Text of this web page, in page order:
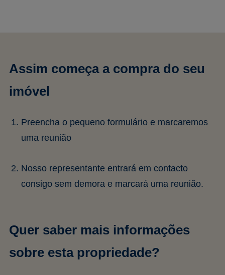
Assim começa a compra do seu
imóvel
Preencha o pequeno formulário e marcaremos
uma reunião
Nosso representante entrará em contacto
consigo sem demora e marcará uma reunião.
Quer saber mais informações
sobre esta propriedade?